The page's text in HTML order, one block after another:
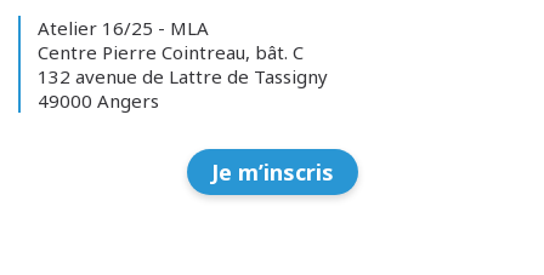
Atelier 16/25 - MLA
Centre Pierre Cointreau, bât. C
132 avenue de Lattre de Tassigny
49000 Angers
Je m’inscris